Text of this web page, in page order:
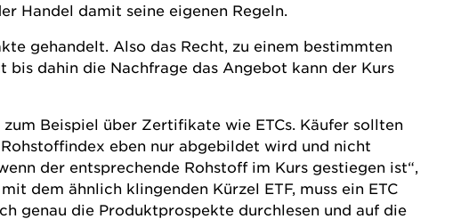
Handel damit seine eigenen Regeln.
gehandelt. Also das Recht, zu einem bestimmten
dahin die Nachfrage das Angebot kann der Kurs
Beispiel über Zertifikate wie ETCs. Käufer sollten
eben nur abgebildet wird und nicht
der entsprechende Rohstoff im Kurs gestiegen ist“,
dem ähnlich klingenden Kürzel ETF, muss ein ETC
genau die Produktprospekte durchlesen und auf die